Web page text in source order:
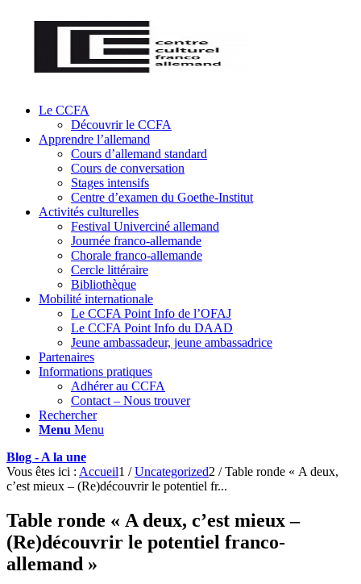
Le CCFA
Découvrir le CCFA
Apprendre l’allemand
Cours d’allemand standard
Cours de conversation
Stages intensifs
Centre d’examen du Goethe-Institut
Activités culturelles
Festival Univerciné allemand
Journée franco-allemande
Chorale franco-allemande
Cercle littéraire
Bibliothèque
Mobilité internationale
Le CCFA Point Info de l’OFAJ
Le CCFA Point Info du DAAD
Jeune ambassadeur, jeune ambassadrice
Partenaires
Informations pratiques
Adhérer au CCFA
Contact – Nous trouver
Rechercher
Menu Menu
Blog - A la une
Vous êtes ici : Accueil1 / Uncategorized2 / Table ronde « A deux,
c’est mieux – (Re)découvrir le potentiel fr...
Table ronde « A deux, c’est mieux –
(Re)découvrir le potentiel franco-
allemand »